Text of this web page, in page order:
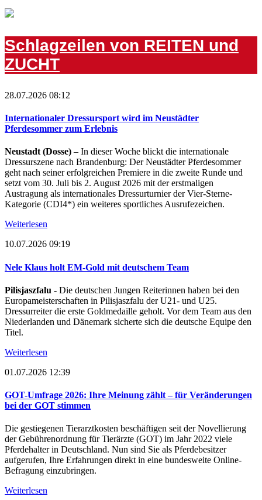
Schlagzeilen von REITEN und
ZUCHT
28.07.2026 08:12
Internationaler Dressursport wird im Neustädter
Pferdesommer zum Erlebnis
Neustadt (Dosse) – In dieser Woche blickt die internationale
Dressurszene nach Brandenburg: Der Neustädter Pferdesommer
geht nach seiner erfolgreichen Premiere in die zweite Runde und
setzt vom 30. Juli bis 2. August 2026 mit der erstmaligen
Austragung als internationales Dressurturnier der Vier-Sterne-
Kategorie (CDI4*) ein weiteres sportliches Ausrufezeichen.
Weiterlesen
10.07.2026 09:19
Nele Klaus holt EM-Gold mit deutschem Team
Pilisjaszfalu - Die deutschen Jungen Reiterinnen haben bei den
Europameisterschaften in Pilisjaszfalu der U21- und U25.
Dressurreiter die erste Goldmedaille geholt. Vor dem Team aus den
Niederlanden und Dänemark sicherte sich die deutsche Equipe den
Titel.
Weiterlesen
01.07.2026 12:39
GOT-Umfrage 2026: Ihre Meinung zählt – für Veränderungen
bei der GOT stimmen
Die gestiegenen Tierarztkosten beschäftigen seit der Novellierung
der Gebührenordnung für Tierärzte (GOT) im Jahr 2022 viele
Pferdehalter in Deutschland. Nun sind Sie als Pferdebesitzer
aufgerufen, Ihre Erfahrungen direkt in eine bundesweite Online-
Befragung einzubringen.
Weiterlesen